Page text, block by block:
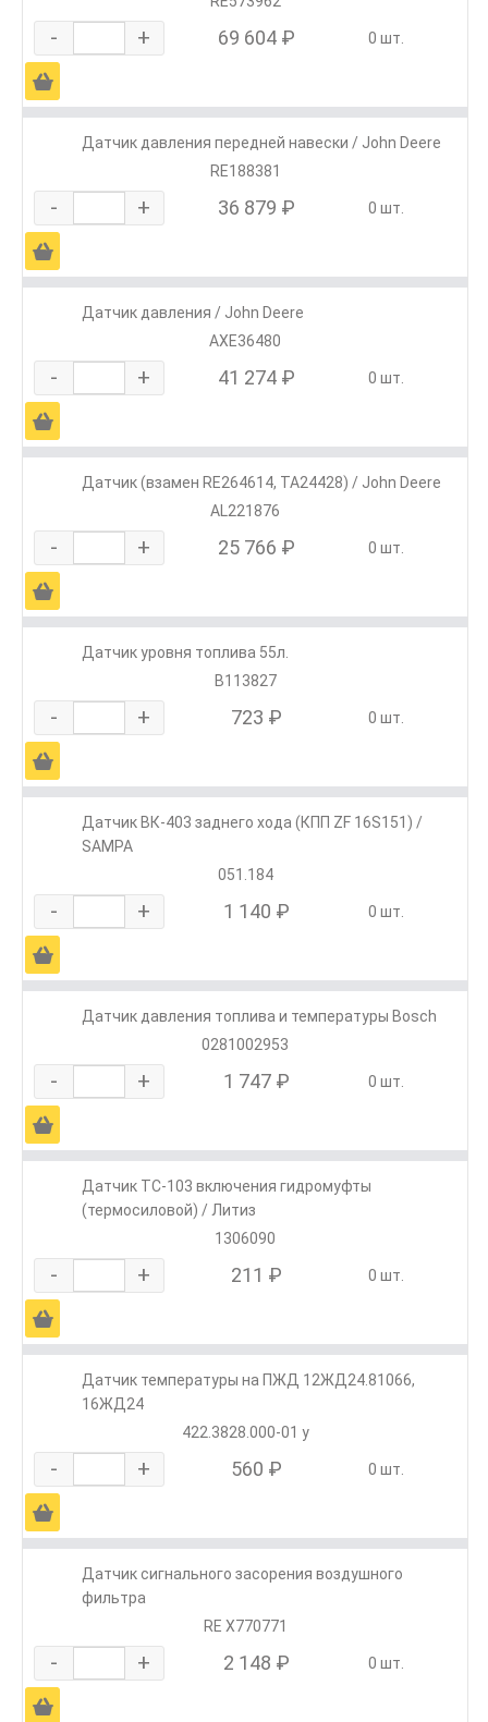
- + 69 604 ₽ 0 шт.
Ä
Датчик давления передней навески / John Deere
RE188381
- + 36 879 ₽ 0 шт.
Ä
Датчик давления / John Deere
AXE36480
- + 41 274 ₽ 0 шт.
Ä
Датчик (взамен RE264614, TA24428) / John Deere
AL221876
- + 25 766 ₽ 0 шт.
Ä
Датчик уровня топлива 55л.
В113827
- + 723 ₽ 0 шт.
Ä
Датчик ВК-403 заднего хода (КПП ZF 16S151) /
SAMPA
051.184
- + 1 140 ₽ 0 шт.
Ä
Датчик давления топлива и температуры Bosch
0281002953
- + 1 747 ₽ 0 шт.
Ä
Датчик ТС-103 включения гидромуфты
(термосиловой) / Литиз
1306090
- + 211 ₽ 0 шт.
Ä
Датчик температуры на ПЖД 12ЖД24.81066,
16ЖД24
422.3828.000-01 у
- + 560 ₽ 0 шт.
Ä
Датчик сигнального засорения воздушного
фильтра
RE X770771
- + 2 148 ₽ 0 шт.
Ä